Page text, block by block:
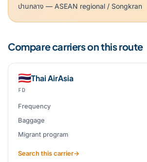
ปานกลาง — ASEAN regional / Songkran
Compare carriers on this route
🇹🇭Thai AirAsia
FD
Frequency
Baggage
Migrant program
Search this carrier→